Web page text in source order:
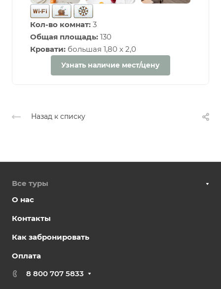
Кол-во комнат: 3
Общая площадь: 130
Кровати: большая 1,80 х 2,0
Узнать наличие мест/цену
Назад к списку
Все туры
О нас
Контакты
Как забронировать
Оплата
8 800 707 5833